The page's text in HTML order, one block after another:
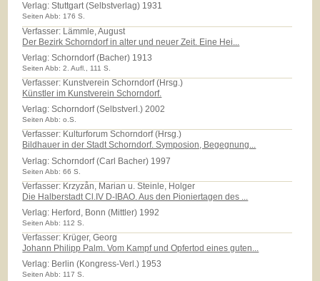
Verlag:Stuttgart (Selbstverlag) 1931
Seiten Abb: 176 S.
Verfasser: Lämmle, August
Der Bezirk Schorndorf in alter und neuer Zeit. Eine Hei...
Verlag:Schorndorf (Bacher) 1913
Seiten Abb: 2. Aufl., 111 S.
Verfasser: Kunstverein Schorndorf (Hrsg.)
Künstler im Kunstverein Schorndorf.
Verlag:Schorndorf (Selbstverl.) 2002
Seiten Abb: o.S.
Verfasser: Kulturforum Schorndorf (Hrsg.)
Bildhauer in der Stadt Schorndorf. Symposion, Begegnung...
Verlag:Schorndorf (Carl Bacher) 1997
Seiten Abb: 66 S.
Verfasser: Krzyzån, Marian u. Steinle, Holger
Die Halberstadt Cl.IV D-IBAO. Aus den Pioniertagen des ...
Verlag: Herford, Bonn (Mittler) 1992
Seiten Abb: 112 S.
Verfasser: Krüger, Georg
Johann Philipp Palm. Vom Kampf und Opfertod eines guten...
Verlag: Berlin (Kongress-Verl.) 1953
Seiten Abb: 117 S.